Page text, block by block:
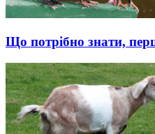
Що потрібно знати,